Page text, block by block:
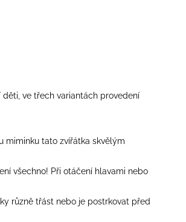
ve třech variantách provedení
miminku tato zvířátka skvělým
všechno! Při otáčení hlavami nebo
různě třást nebo je postrkovat před